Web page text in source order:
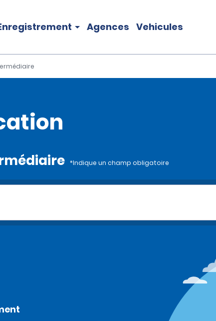
Agences Vehicules
*Indique un champ obligatoire